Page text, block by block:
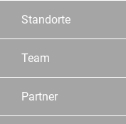
Standorte
Team
Partner